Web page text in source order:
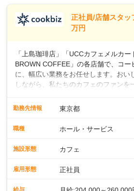
※別途、残業代および
※試用期間なし
■店長職： ・西日本／
万円＋賞与(年3回)・店
正社員/店舗スタッ
万円
「上島珈琲店」「UCCカフェメルカ
BROWN COFFEE」の各店舗で、コ
に、幅広い業務をお任せします。おい
しながら、私たちのカフェのファンを
クの作成お客様のご案内、レジ対応軽
ート体制充実コーヒーの知識から接客
年齢層が活躍しており、チームワーク
業務に馴染める環境です。「カフェの
ッフとして経験を積んだ後、店長を目
勤務先情報 東京都
職種 ホール・サービス
施設形態 カフェ
雇用形態 正社員
給与